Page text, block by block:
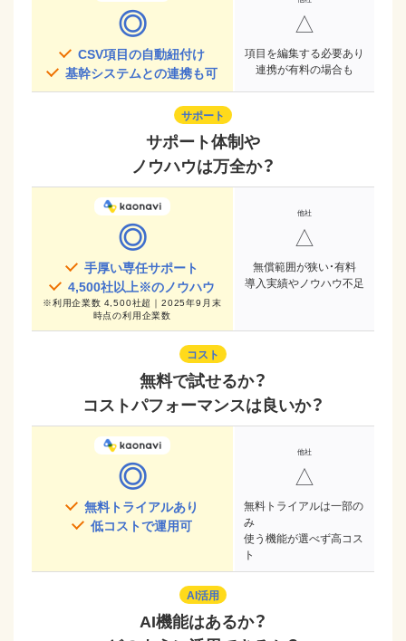
◎
CSV項目の自動紐付け
基幹システムとの連携も可
△
項目を編集する必要あり
連携が有料の場合も
サポート
サポート体制や
ノウハウは万全か？
◎
手厚い専任サポート
4,500社以上※のノウハウ
※利用企業数 4,500社超｜2025年9月末
時点の利用企業数
△
無償範囲が狭い・有料
導入実績やノウハウ不足
コスト
無料で試せるか？
コストパフォーマンスは良いか？
◎
無料トライアルあり
低コストで運用可
△
無料トライアルは一部の
み
使う機能が選べず高コス
ト
AI活用
AI機能はあるか？